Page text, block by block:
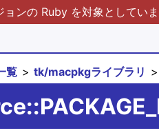
ンの Ruby を対象としていま
覧 tk/macpkgライブラリ